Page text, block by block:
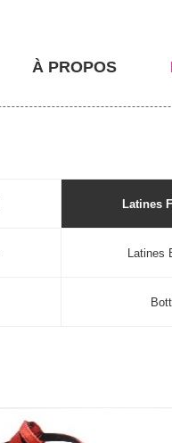
À PROPOS
Latines
Latines